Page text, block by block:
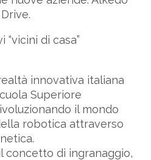
“vicini di casa”
innovativa italiana
Superiore
il mondo
robotica attraverso
concetto di ingranaggio,